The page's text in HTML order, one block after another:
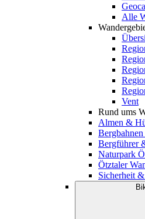
Alle
Vent
Rund ums
Almen &
Bergführer
Naturpark
Ötztaler
Sicherheit